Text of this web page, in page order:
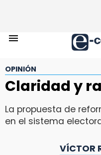
OPINIÓN
Claridad y
La propuesta de
en el sistema
VÍCTOR